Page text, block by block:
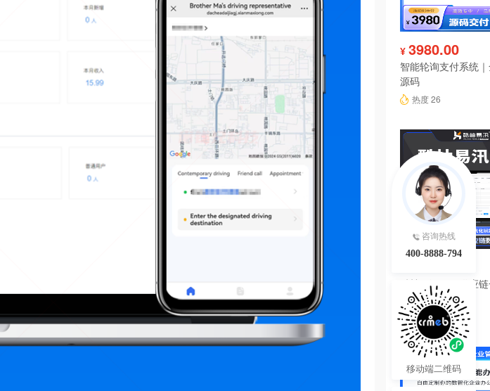
¥ 3980.00
智能轮询支付系统
源码
热度 26
酷柚易汛ERP供应
系统
热度 25
咨询热线
400-8888-794
移动端二维码